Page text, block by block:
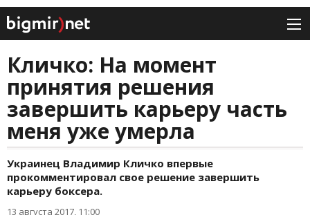
Кличко: На момент
принятия решения
завершить карьеру часть
меня уже умерла
Украинец Владимир Кличко впервые
прокомментировал свое решение завершить
карьеру боксера.
13 августа 2017, 11:00